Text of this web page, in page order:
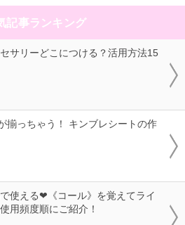
記事ランキング
サリーどこにつける？活用方法15
揃っちゃう！ キンブレシートの作
使える❤《コール》を覚えてライ
用頻度順にご紹介！